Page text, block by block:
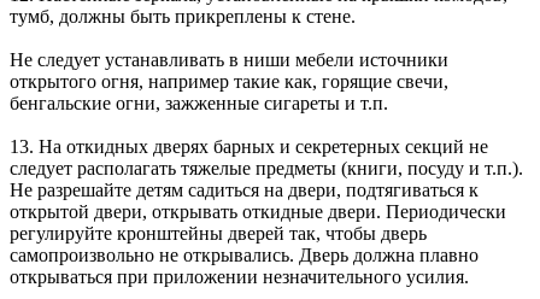
тумб, должны быть прикреплены к стене.
Не следует устанавливать в ниши мебели источники
открытого огня, например такие как, горящие свечи,
бенгальские огни, зажженные сигареты и т.п.
13. На откидных дверях барных и секретерных секций не
следует располагать тяжелые предметы (книги, посуду и т.п.).
Не разрешайте детям садиться на двери, подтягиваться к
открытой двери, открывать откидные двери. Периодически
регулируйте кронштейны дверей так, чтобы дверь
самопроизвольно не открывались. Дверь должна плавно
открываться при приложении незначительного усилия.